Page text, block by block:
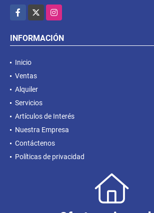
Facebook
Instagram
INFORMACIÓN
Inicio
Ventas
Alquiler
Servicios
Artículos de Interés
Nuestra Empresa
Contáctenos
Políticas de privacidad